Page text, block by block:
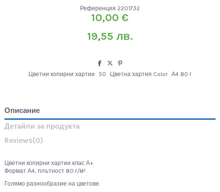
Референция 2201732
10,00 €
19,55 лв.
Цветни копирни хартии 50 Цветна хартия Color А4 80 г
Описание
Детайли за продукта
Reviews(0)
Цветни копирни хартии клас А+.
Формат А4, плътност 80 г/м².
Голямо разнообразие на цветове.